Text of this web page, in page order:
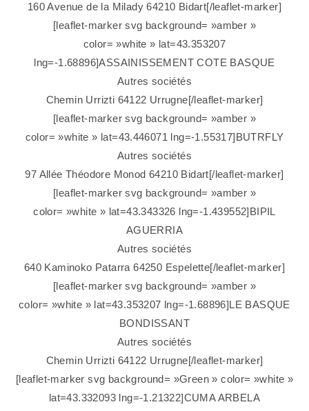
160 Avenue de la Milady 64210 Bidart[/leaflet-marker]
[leaflet-marker svg background= »amber »
color= »white » lat=43.353207
lng=-1.68896]ASSAINISSEMENT COTE BASQUE
Autres sociétés
Chemin Urrizti 64122 Urrugne[/leaflet-marker]
[leaflet-marker svg background= »amber »
color= »white » lat=43.446071 lng=-1.55317]BUTRFLY
Autres sociétés
97 Allée Théodore Monod 64210 Bidart[/leaflet-marker]
[leaflet-marker svg background= »amber »
color= »white » lat=43.343326 lng=-1.439552]BIPIL
AGUERRIA
Autres sociétés
640 Kaminoko Patarra 64250 Espelette[/leaflet-marker]
[leaflet-marker svg background= »amber »
color= »white » lat=43.353207 lng=-1.68896]LE BASQUE
BONDISSANT
Autres sociétés
Chemin Urrizti 64122 Urrugne[/leaflet-marker]
[leaflet-marker svg background= »Green » color= »white »
lat=43.332093 lng=-1.21322]CUMA ARBELA